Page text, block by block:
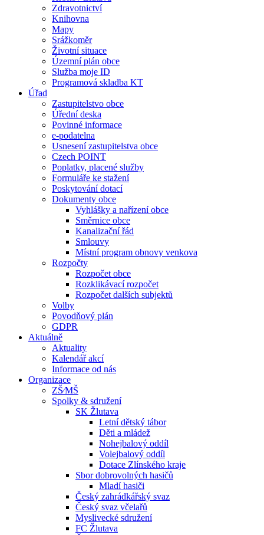
Zdravotnictví
Knihovna
Mapy
Srážkoměr
Životní situace
Územní plán obce
Služba moje ID
Programová skladba KT
Úřad
Zastupitelstvo obce
Úřední deska
Povinné informace
e-podatelna
Usnesení zastupitelstva obce
Czech POINT
Poplatky, placené služby
Formuláře ke stažení
Poskytování dotací
Dokumenty obce
Vyhlášky a nařízení obce
Směrnice obce
Kanalizační řád
Smlouvy
Místní program obnovy venkova
Rozpočty
Rozpočet obce
Rozklikávací rozpočet
Rozpočet dalších subjektů
Volby
Povodňový plán
GDPR
Aktuálně
Aktuality
Kalendář akcí
Informace od nás
Organizace
ZŠ⁄MŠ
Spolky & sdružení
SK Žlutava
Letní dětský tábor
Děti a mládež
Nohejbalový oddíl
Volejbalový oddíl
Dotace Zlínského kraje
Sbor dobrovolných hasičů
Mladí hasiči
Český zahrádkářský svaz
Český svaz včelařů
Myslivecké sdružení
FC Žlutava